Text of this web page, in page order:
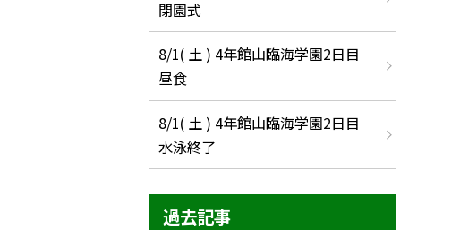
閉園式
8/1( 土 ) 4年館山臨海学園2日目
昼食
8/1( 土 ) 4年館山臨海学園2日目
水泳終了
過去記事